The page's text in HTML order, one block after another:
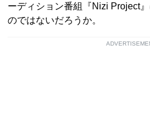
ーディション番組『Nizi Project
のではないだろうか。